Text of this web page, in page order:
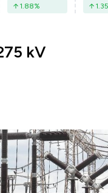
1.88% 1.35
kV